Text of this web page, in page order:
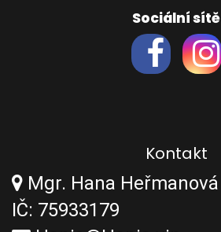
Sociální sítě
Kontakt
Mgr. Hana Heřmanová
IČ: 75933179